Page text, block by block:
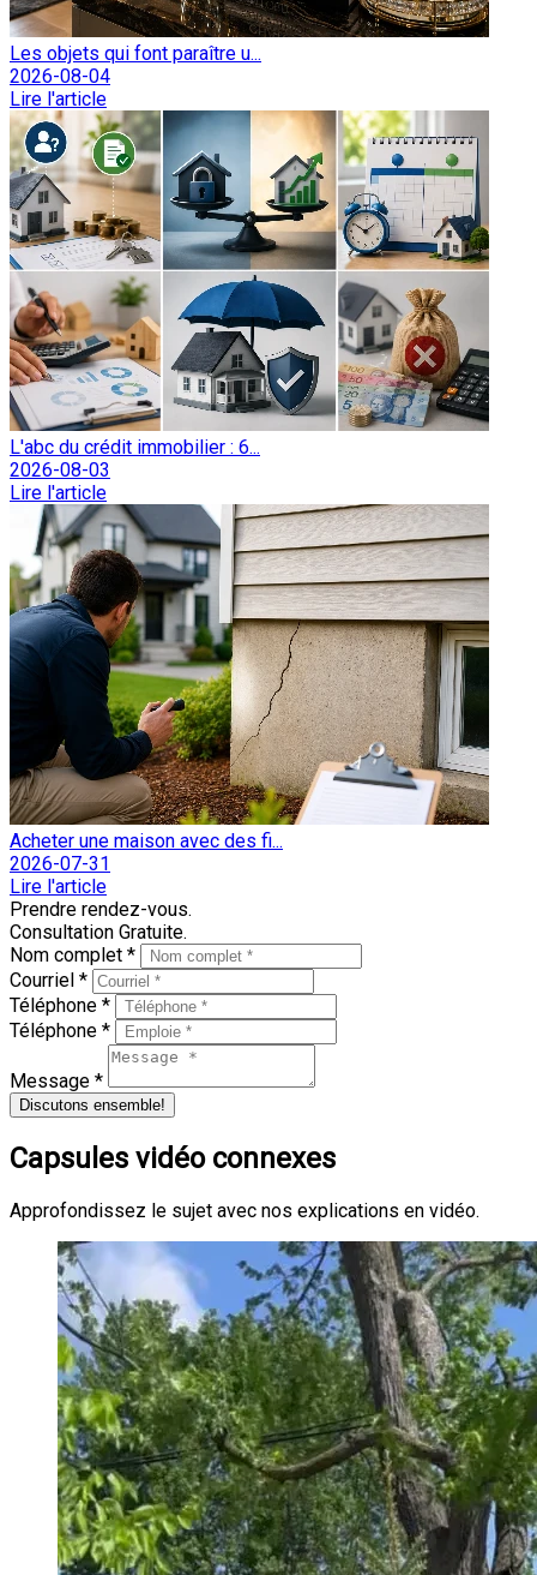
Les objets qui font paraître u...
2026-08-04
Lire l'article
L'abc du crédit immobilier : 6...
2026-08-03
Lire l'article
Acheter une maison avec des fi...
2026-07-31
Lire l'article
Prendre rendez-vous.
Consultation Gratuite.
Nom complet *
Courriel *
Téléphone *
Téléphone *
Message *
Discutons ensemble!
Capsules vidéo connexes
Approfondissez le sujet avec nos explications en vidéo.